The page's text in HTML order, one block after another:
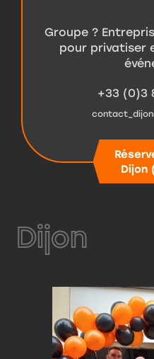
Groupe ?
pour privatiser
+33 (0)3
Dijon
Dijon